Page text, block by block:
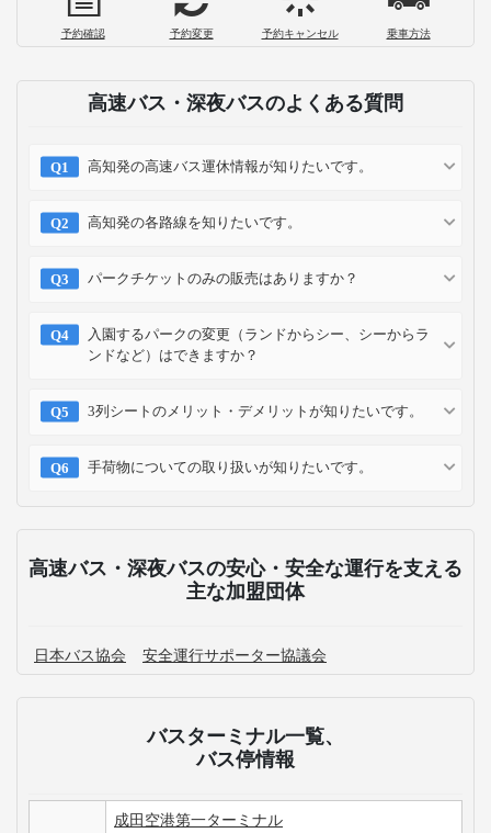
予約確認 予約変更 予約キャンセル 乗車方法
高速バス・深夜バスのよくある質問
高知発の高速バス運休情報が知りたいです。
高知発の各路線を知りたいです。
パークチケットのみの販売はありますか？
入園するパークの変更（ランドからシー、シーからラ
ンドなど）はできますか？
3列シートのメリット・デメリットが知りたいです。
手荷物についての取り扱いが知りたいです。
高速バス・深夜バスの安心・安全な運行を支える
主な加盟団体
日本バス協会 安全運行サポーター協議会
バスターミナル一覧、
バス停情報
成田空港第一ターミナル